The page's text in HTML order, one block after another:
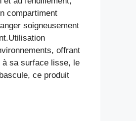
compartiment
soigneusement
offrant
à sa surface lisse, le
ce produit